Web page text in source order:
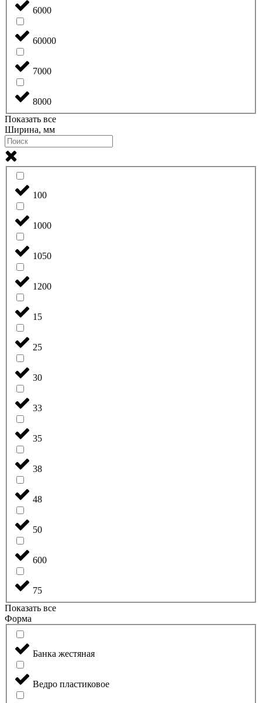
6000
60000
7000
8000
Показать все
Ширина, мм
100
1000
1050
1200
15
25
30
33
35
38
48
50
600
75
Показать все
Форма
Банка жестяная
Ведро пластиковое